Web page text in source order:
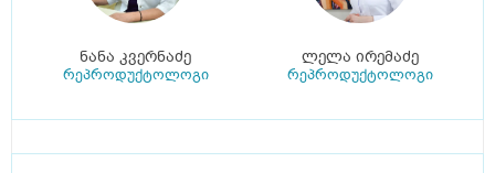
ნანა კვერნაძე
რეპროდუქტოლოგი
ლელა ირემაძე
რეპროდუქტოლოგი